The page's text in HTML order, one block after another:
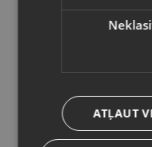
Latviešu /
ATĻAUT